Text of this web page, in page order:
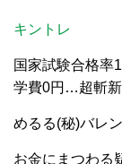
キントレ
国家試験合格率
学費0円…超斬新
めるる(秘)バレ
お金にまつわる